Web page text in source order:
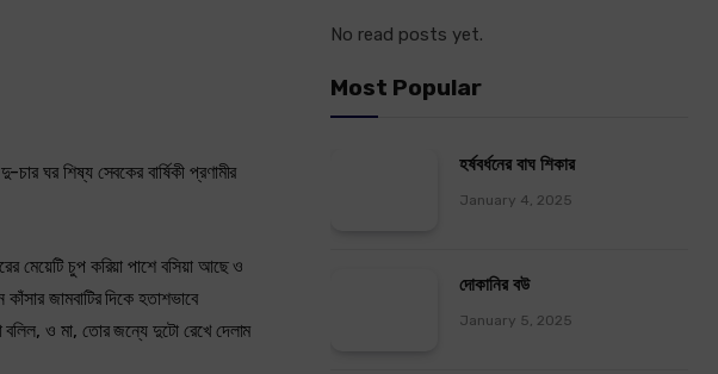
ঘর শিষ্য সেবকের বার্ষিকী প্রণামীর
মেয়েটি চুপ করিয়া পাশে বসিয়া আছে ও
জামবাটির দিকে হতাশভাবে
বলিল, ও মা, তোর জন্যে দুটো রেখে দেলাম
No read posts yet.
Most Popular
হর্ষবর্ধনের বাঘ শিকার
January 4, 2025
দোকানির বউ
January 5, 2025